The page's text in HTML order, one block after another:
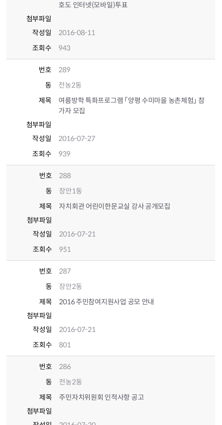
호도 인터넷(모바일)투표
첨부파일
작성일
2016-08-11
조회수
943
번호
289
동
전농2동
제목
여름방학 특화프로그램 「양평 수미마을 농촌체험」 참
가자 모집
첨부파일
작성일
2016-07-27
조회수
939
번호
288
동
장안1동
제목
자치회관 어린이한문교실 강사 공개모집
첨부파일
작성일
2016-07-21
조회수
951
번호
287
동
장안2동
제목
2016 주민참여지원사업 공모 안내
첨부파일
작성일
2016-07-21
조회수
801
번호
286
동
전농2동
제목
주민자치위원회 인적사항 공고
첨부파일